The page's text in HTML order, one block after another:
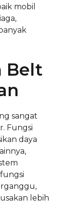
mobil
Belt
sangat
Fungsi
daya
lebih